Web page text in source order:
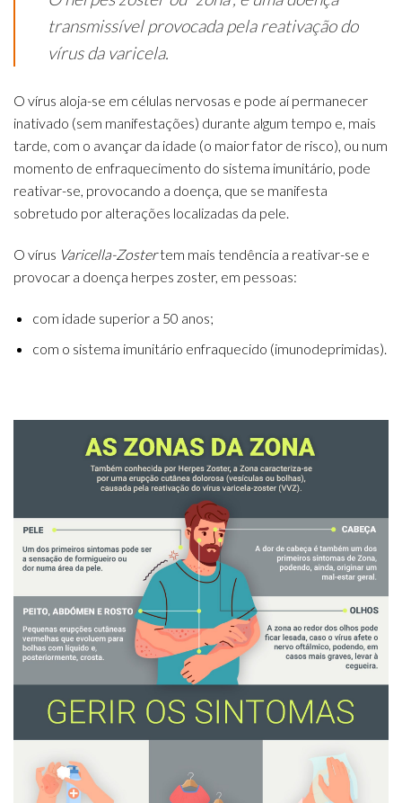
transmissível provocada pela reativação do
vírus da varicela.
O vírus aloja-se em células nervosas e pode aí permanecer
inativado (sem manifestações) durante algum tempo e, mais
tarde, com o avançar da idade (o maior fator de risco), ou num
momento de enfraquecimento do sistema imunitário, pode
reativar-se, provocando a doença, que se manifesta
sobretudo por alterações localizadas da pele.
O vírus Varicella-Zostertem mais tendência a reativar-se e
provocar a doença herpes zoster, em pessoas:
com idade superior a 50 anos;
com o sistema imunitário enfraquecido (imunodeprimidas).